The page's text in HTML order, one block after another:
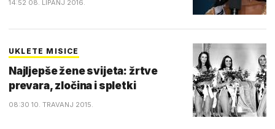
14:52 08. LIPANJ 2016.
UKLETE MISICE
Najljepše žene svijeta: žrtve
prevara, zločina i spletki
08:30 10. TRAVANJ 2015.